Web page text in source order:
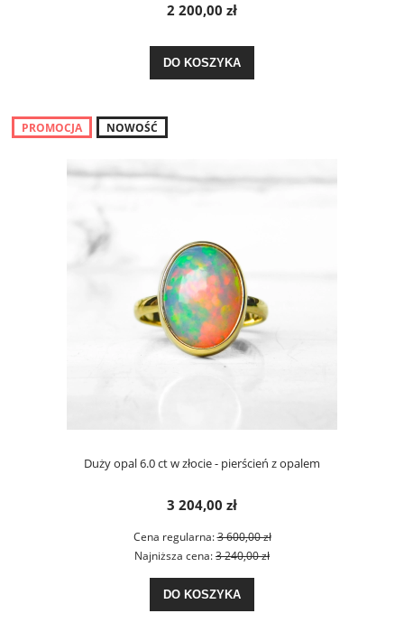
2 200,00 zł
DO KOSZYKA
Duży opal 6.0 ct w złocie - pierścień z opalem
3 204,00 zł
Cena regularna:3 600,00 zł
Najniższa cena:3 240,00 zł
DO KOSZYKA
PROMOCJA NOWOŚĆ